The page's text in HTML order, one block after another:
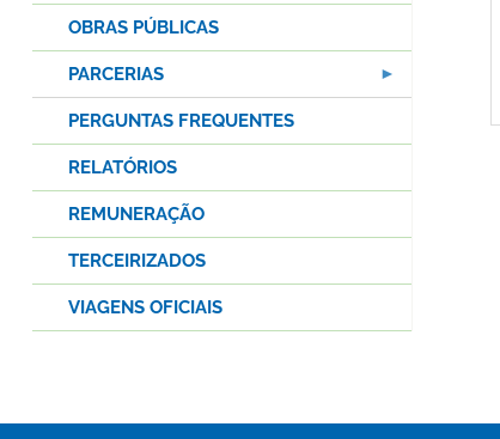
OBRAS PÚBLICAS
PARCERIAS
PERGUNTAS FREQUENTES
RELATÓRIOS
REMUNERAÇÃO
TERCEIRIZADOS
VIAGENS OFICIAIS